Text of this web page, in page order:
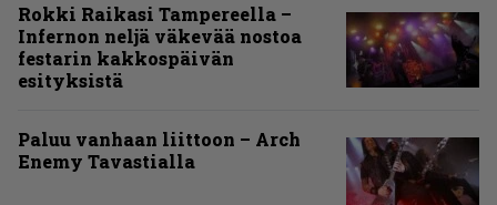
Rokki Raikasi Tampereella –
Infernon neljä väkevää nostoa
festarin kakkospäivän
esityksistä
Paluu vanhaan liittoon – Arch
Enemy Tavastialla